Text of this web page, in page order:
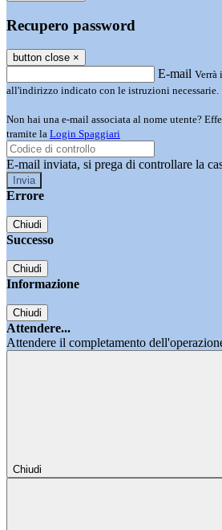
Recupero password
button close ×
E-mail Verrà
all'indirizzo indicato con le istruzioni necessarie.
Non hai una e-mail associata al nome utente?
tramite la Login Spaggiari
E-mail inviata, si prega di controllare la
Errore
Chiudi
Successo
Chiudi
Informazione
Chiudi
Attendere...
Attendere il completamento
Chiudi